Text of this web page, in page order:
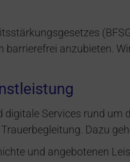
anzubieten.
Services rund um
Dazu
und angebotenen